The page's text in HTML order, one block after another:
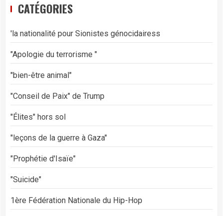
CATÉGORIES
'la nationalité pour Sionistes génocidairess
"Apologie du terrorisme "
"bien-être animal"
"Conseil de Paix" de Trump
"Élites" hors sol
"leçons de la guerre à Gaza"
"Prophétie d'Isaïe"
"Suicide"
1ère Fédération Nationale du Hip-Hop